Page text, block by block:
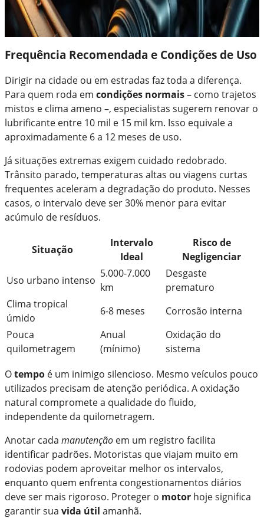
Frequência Recomendada e Condições de Uso
Dirigir na cidade ou em estradas faz toda a diferença.
Para quem roda em condições normais– como trajetos
mistos e clima ameno –, especialistas sugerem renovar o
lubrificante entre 10 mil e 15 mil km. Isso equivale a
aproximadamente 6 a 12 meses de uso.
Já situações extremas exigem cuidado redobrado.
Trânsito parado, temperaturas altas ou viagens curtas
frequentes aceleram a degradação do produto. Nesses
casos, o intervalo deve ser 30% menor para evitar
acúmulo de resíduos.
Situação
Intervalo
Ideal
Risco de
Negligenciar
Uso urbano intenso
5.000-7.000
km
Desgaste
prematuro
Clima tropical
úmido
6-8 meses
Corrosão interna
Pouca
quilometragem
Anual
(mínimo)
Oxidação do
sistema
Otempo é um inimigo silencioso. Mesmo veículos pouco
utilizados precisam de atenção periódica. A oxidação
natural compromete a qualidade do fluido,
independente da quilometragem.
Anotar cada manutenção em um registro facilita
identificar padrões. Motoristas que viajam muito em
rodovias podem aproveitar melhor os intervalos,
enquanto quem enfrenta congestionamentos diários
deve ser mais rigoroso. Proteger o motor hoje significa
garantir sua vida útil amanhã.